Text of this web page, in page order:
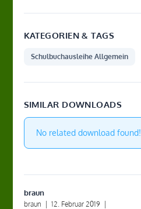
KATEGORIEN & TAGS
Schulbuchausleihe Allgemein
SIMILAR DOWNLOADS
No related download found!
braun
braun | 12. Februar 2019 |